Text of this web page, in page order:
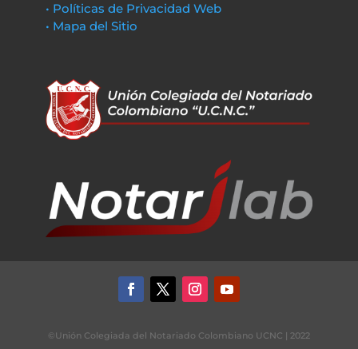
• Políticas de Privacidad Web
• Mapa del Sitio
©Unión Colegiada del Notariado Colombiano UCNC | 2022